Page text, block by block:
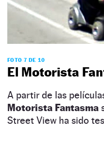
FOTO 7 DE 10
El Motorista
A partir de las
Motorista Fantasma
Street View ha sido